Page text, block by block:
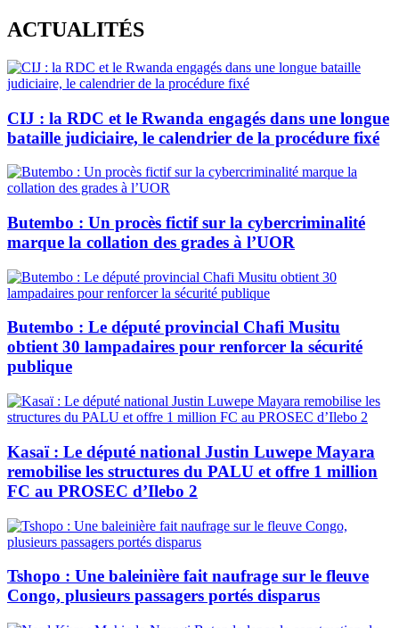
Skip
to
content
ACTUALITÉS
CIJ : la RDC et le Rwanda engagés dans une longue
bataille judiciaire, le calendrier de la procédure fixé
Butembo : Un procès fictif sur la cybercriminalité
marque la collation des grades à l’UOR
Butembo : Le député provincial Chafi Musitu
obtient 30 lampadaires pour renforcer la sécurité
publique
Kasaï : Le député national Justin Luwepe Mayara
remobilise les structures du PALU et offre 1 million
FC au PROSEC d’Ilebo 2
Tshopo : Une baleinière fait naufrage sur le fleuve
Congo, plusieurs passagers portés disparus